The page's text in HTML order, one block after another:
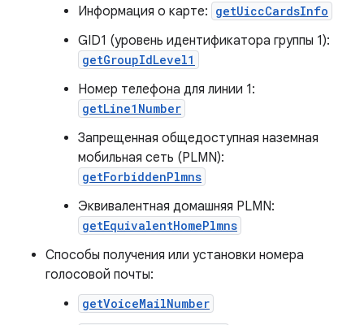
Информация о карте: getUiccCardsInfo
GID1 (уровень идентификатора группы 1):
getGroupIdLevel1
Номер телефона для линии 1:
getLine1Number
Запрещенная общедоступная наземная
мобильная сеть (PLMN):
getForbiddenPlmns
Эквивалентная домашняя PLMN:
getEquivalentHomePlmns
Способы получения или установки номера
голосовой почты:
getVoiceMailNumber